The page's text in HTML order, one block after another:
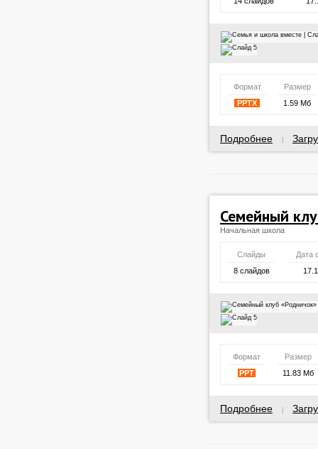
Формат
Размер
PPTX
1.59 Мб
Подробнее
Семейный
Начальная школа
Слайды
Дата
8 слайдов
Формат
Размер
PPT
11.83 Мб
Подробнее